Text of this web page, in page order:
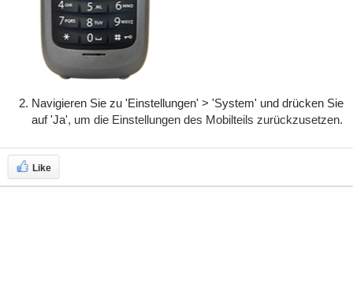
Navigieren Sie zu 'Einstellungen' > 'System' und drücken Sie
auf'Ja', um die Einstellungen des Mobilteils zurückzusetzen.
Like